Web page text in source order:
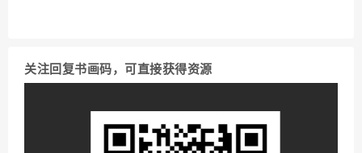
关注回复书画码，可直接获得资源